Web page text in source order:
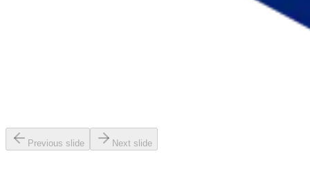
Previous slide Next slide